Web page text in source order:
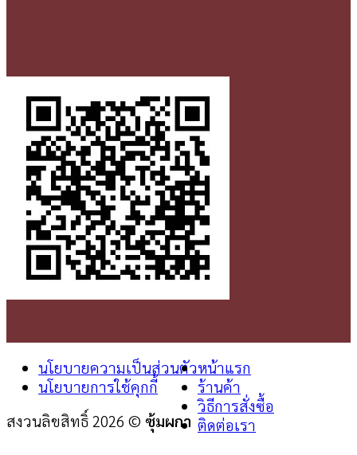
นโยบายความเป็นส่วนตัว
นโยบายการใช้คุกกี้
สงวนลิขสิทธิ์ 2026 © ซุ้มผกา
หน้าแรก
ร้านค้า
วิธีการสั่งซื้อ
ติดต่อเรา